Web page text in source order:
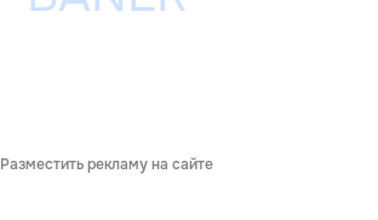
Разместить рекламу на сайте